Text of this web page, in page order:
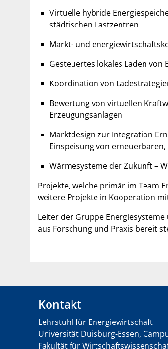
Virtuelle hybride
städtischen Lastzentren
Markt- und
Gesteuertes lokales Laden
Koordination von
Bewertung von virtuellen
Erzeugungsanlagen
Marktdesign zur Integration
Einspeisung von
Wärmesysteme der Zukunft –
Projekte, welche primär im Team
weitere Projekte in Kooperation
Leiter der Gruppe
aus Forschung und Praxis bereit
Kontakt
Lehrstuhl für Energiewirtschaft
Universität Duisburg-Essen,
Fakultät für